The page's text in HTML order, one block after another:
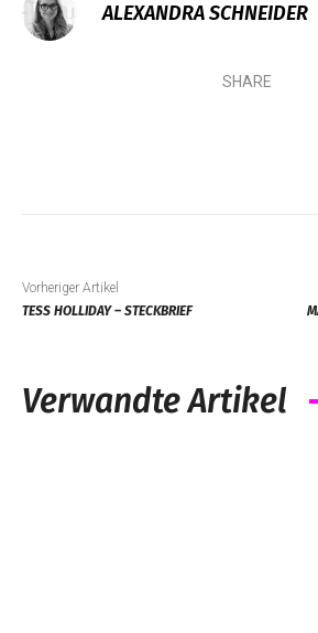
ALEXANDRA SCHNEIDER
SHARE
Vorheriger Artikel
TESS HOLLIDAY – STECKBRIEF
Verwandte Artikel